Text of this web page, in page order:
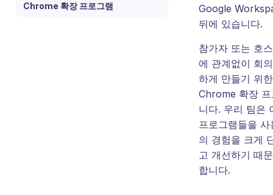
Chrome 확장 프로그램
Google
뒤에 있습니다.
참가자 또는 호
에 관계없이 회
하게 만들기 위
Chrome 확장 프
니다. 우리 팀은
프로그램들을
의 경험을 크게
고 개선하기 때
합니다.